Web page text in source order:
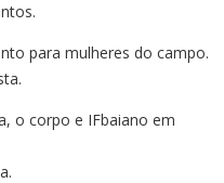
para mulheres do campo.
o corpo e IFbaiano em